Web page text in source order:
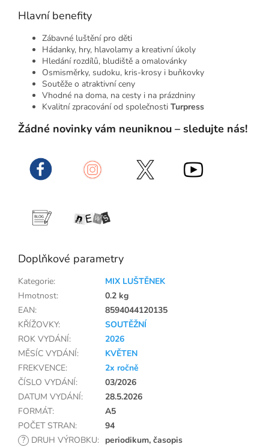
Hlavní benefity
Zábavné luštění pro děti
Hádanky, hry, hlavolamy a kreativní úkoly
Hledání rozdílů, bludiště a omalovánky
Osmisměrky, sudoku, kris-krosy i buňkovky
Soutěže o atraktivní ceny
Vhodné na doma, na cesty i na prázdniny
Kvalitní zpracování od společnosti Turpress
Žádné novinky vám neuniknou – sledujte nás!
Doplňkové parametry
Kategorie:
MIX LUŠTĚNEK
Hmotnost:
0.2 kg
EAN:
8594044120135
KŘÍŽOVKY:
SOUTĚŽNÍ
ROK VYDÁNÍ:
2026
MĚSÍC VYDÁNÍ:
KVĚTEN
FREKVENCE:
2x ročně
ČÍSLO VYDÁNÍ:
03/2026
DATUM VYDÁNÍ:
28.5.2026
FORMÁT:
A5
POČET STRAN:
94
? DRUH VÝROBKU: periodikum, časopis